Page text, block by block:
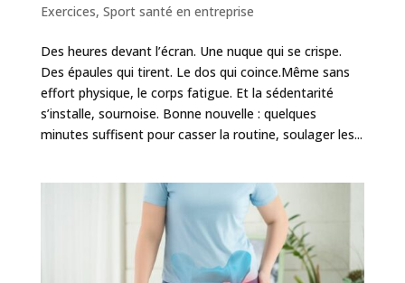
Exercices, Sport santé en entreprise
Des heures devant l’écran. Une nuque qui se crispe.
Des épaules qui tirent. Le dos qui coince.Même sans
effort physique, le corps fatigue. Et la sédentarité
s’installe, sournoise. Bonne nouvelle : quelques
minutes suffisent pour casser la routine, soulager les...